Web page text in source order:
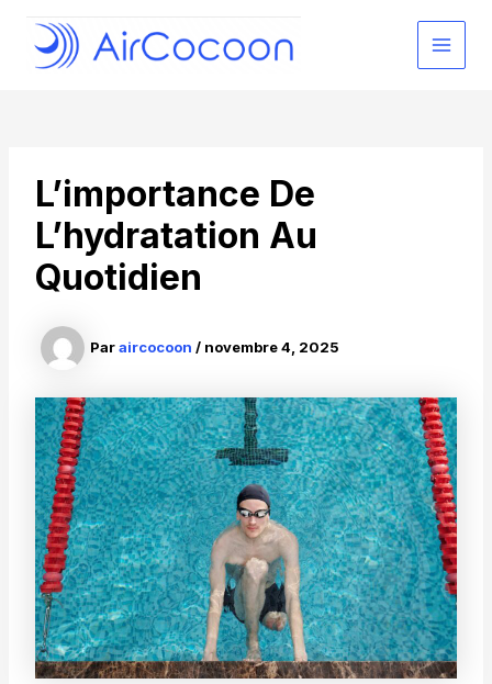
contenu
L’importance De
L’hydratation Au
Quotidien
Paraircocoon/ novembre 4, 2025